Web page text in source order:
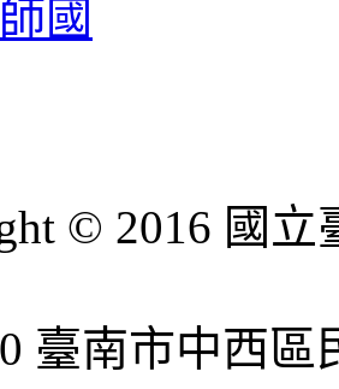
© 2016 國
臺南市中西